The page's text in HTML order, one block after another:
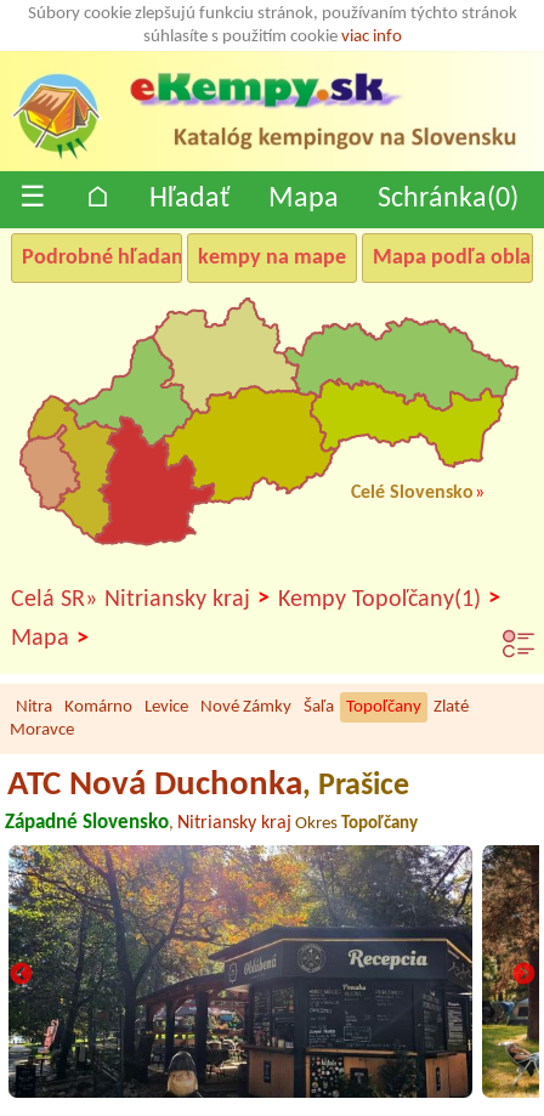
Súbory cookie zlepšujú funkciu stránok, používaním týchto stránok
súhlasíte s použitím cookie viac info
☰ ⌂ Hľadať Mapa Schránka(0)
Podrobné hľadanie kempy na mape Mapa podľa
Celé Slovensko»
Celá SR» Nitriansky kraj > Kempy Topoľčany(1) >
Mapa >
Nitra Komárno Levice Nové Zámky Šaľa Topoľčany
Zlaté
Moravce
ATC Nová Duchonka, Prašice
Západné Slovensko, Nitriansky kraj Okres Topoľčany